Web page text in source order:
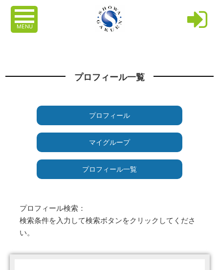
MENU
プロフィール一覧
プロフィール
マイグループ
プロフィール一覧
プロフィール検索：
検索条件を入力して検索ボタンをクリックしてくださ
い。